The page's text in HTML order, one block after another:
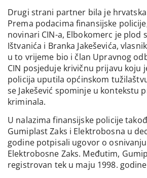
Drugi strani partner bila je
Prema podacima finansijske
novinari CIN-a, Elbokomerc je plod
Ištvanića i Branka Jakeševića,
u to vrijeme bio i član Upravnog
CIN posjeduje krivičnu prijavu koju
policija uputila općinskom
se Jakešević spominje u kontekstu
kriminala.
U nalazima finansijske policije
Gumiplast Zaks i Elektrobosna u
godine potpisali ugovor o
Elektrobosne Zaks. Međutim,
registrovan tek u maju 1998.